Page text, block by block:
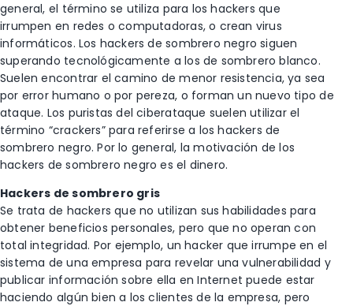
general, el término se utiliza para los hackers que
irrumpen en redes o computadoras, o crean virus
informáticos. Los hackers de sombrero negro siguen
superando tecnológicamente a los de sombrero blanco.
Suelen encontrar el camino de menor resistencia, ya sea
por error humano o por pereza, o forman un nuevo tipo de
ataque. Los puristas del ciberataque suelen utilizar el
término “crackers” para referirse a los hackers de
sombrero negro. Por lo general, la motivación de los
hackers de sombrero negro es el dinero.
Hackers de sombrero gris
Se trata de hackers que no utilizan sus habilidades para
obtener beneficios personales, pero que no operan con
total integridad. Por ejemplo, un hacker que irrumpe en el
sistema de una empresa para revelar una vulnerabilidad y
publicar información sobre ella en Internet puede estar
haciendo algún bien a los clientes de la empresa, pero